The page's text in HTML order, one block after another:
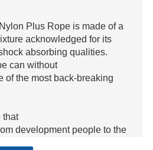
Plus Rope is made of a
acknowledged for its
absorbing qualities.
can without
of the most back-breaking
that
development people to the